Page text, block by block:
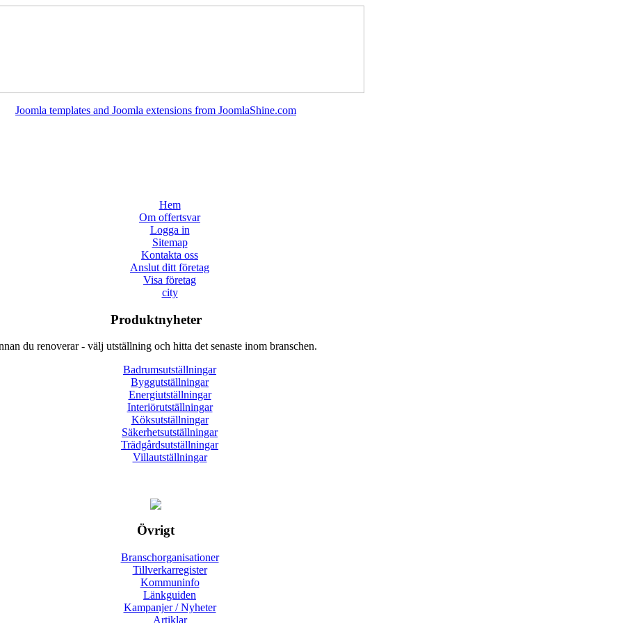
Joomla templates and Joomla extensions from JoomlaShine.com
Hem
Om offertsvar
Logga in
Sitemap
Kontakta oss
Anslut ditt företag
Visa företag
city
Produktnyheter
du renoverar - välj utställning och hitta det senaste inom branschen.
Badrumsutställningar
Byggutställningar
Energiutställningar
Interiörutställningar
Köksutställningar
Säkerhetsutställningar
Trädgårdsutställningar
Villautställningar
Övrigt
Branschorganisationer
Tillverkarregister
Kommuninfo
Länkguiden
Kampanjer / Nyheter
Artiklar